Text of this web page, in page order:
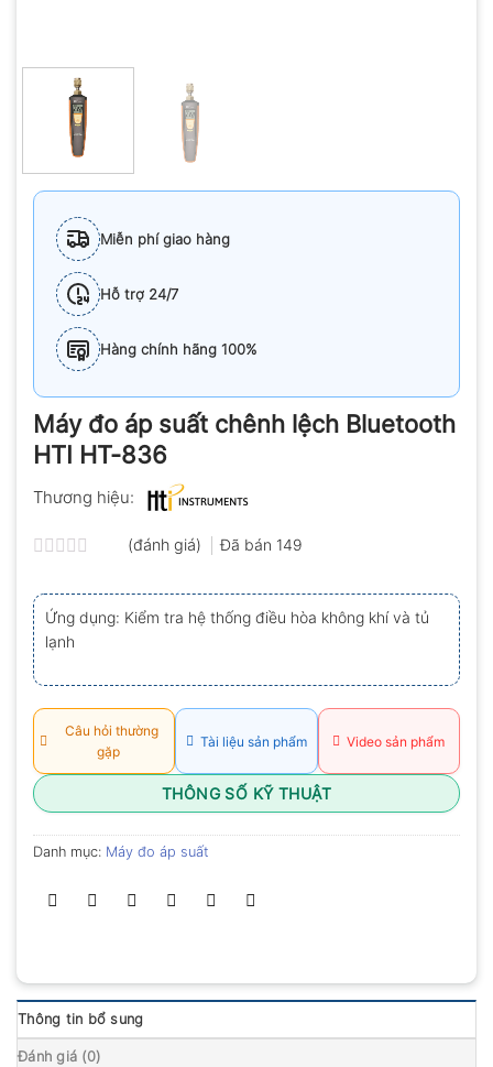
Miễn phí giao hàng
Hỗ trợ 24/7
Hàng chính hãng 100%
Máy đo áp suất chênh lệch Bluetooth
HTI HT-836
Thương hiệu:
xếp
hạng
0.0
5
sao
(đánh giá) Đã bán 149
Ứng dụng: Kiểm tra hệ thống điều hòa không khí và tủ
lạnh
Câu hỏi thường
gặp
Tài liệu sản phẩm Video sản phẩm
THÔNG SỐ KỸ THUẬT
Danh mục: Máy đo áp suất
Thông tin bổ sung
Đánh giá (0)